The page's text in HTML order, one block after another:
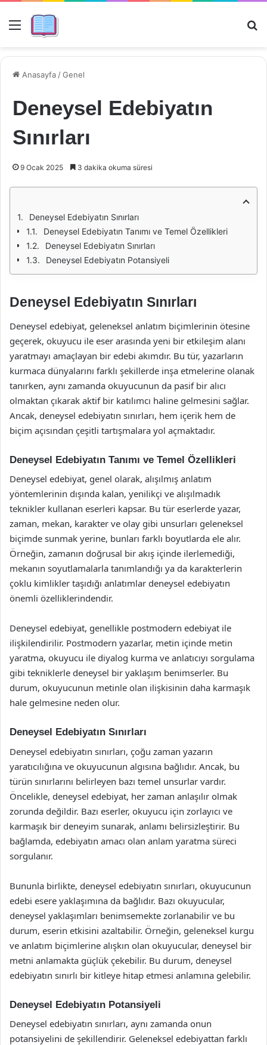
Menü
Anasayfa /Genel
Deneysel Edebiyatın
Sınırları
9 Ocak 2025 3 dakika okuma süresi
Deneysel Edebiyatın Sınırları
Deneysel Edebiyatın Tanımı ve Temel Özellikleri
Deneysel Edebiyatın Sınırları
Deneysel Edebiyatın Potansiyeli
Deneysel Edebiyatın Sınırları
Deneysel edebiyat, geleneksel anlatım biçimlerinin ötesine
geçerek, okuyucu ile eser arasında yeni bir etkileşim alanı
yaratmayı amaçlayan bir edebi akımdır. Bu tür, yazarların
kurmaca dünyalarını farklı şekillerde inşa etmelerine olanak
tanırken, aynı zamanda okuyucunun da pasif bir alıcı
olmaktan çıkarak aktif bir katılımcı haline gelmesini sağlar.
Ancak, deneysel edebiyatın sınırları, hem içerik hem de
biçim açısından çeşitli tartışmalara yol açmaktadır.
Deneysel Edebiyatın Tanımı ve Temel Özellikleri
Deneysel edebiyat, genel olarak, alışılmış anlatım
yöntemlerinin dışında kalan, yenilikçi ve alışılmadık
teknikler kullanan eserleri kapsar. Bu tür eserlerde yazar,
zaman, mekan, karakter ve olay gibi unsurları geleneksel
biçimde sunmak yerine, bunları farklı boyutlarda ele alır.
Örneğin, zamanın doğrusal bir akış içinde ilerlemediği,
mekanın soyutlamalarla tanımlandığı ya da karakterlerin
çoklu kimlikler taşıdığı anlatımlar deneysel edebiyatın
önemli özelliklerindendir.
Deneysel edebiyat, genellikle postmodern edebiyat ile
ilişkilendirilir. Postmodern yazarlar, metin içinde metin
yaratma, okuyucu ile diyalog kurma ve anlatıcıyı sorgulama
gibi tekniklerle deneysel bir yaklaşım benimserler. Bu
durum, okuyucunun metinle olan ilişkisinin daha karmaşık
hale gelmesine neden olur.
Deneysel Edebiyatın Sınırları
Deneysel edebiyatın sınırları, çoğu zaman yazarın
yaratıcılığına ve okuyucunun algısına bağlıdır. Ancak, bu
türün sınırlarını belirleyen bazı temel unsurlar vardır.
Öncelikle, deneysel edebiyat, her zaman anlaşılır olmak
zorunda değildir. Bazı eserler, okuyucu için zorlayıcı ve
karmaşık bir deneyim sunarak, anlamı belirsizleştirir. Bu
bağlamda, edebiyatın amacı olan anlam yaratma süreci
sorgulanır.
Bununla birlikte, deneysel edebiyatın sınırları, okuyucunun
edebi esere yaklaşımına da bağlıdır. Bazı okuyucular,
deneysel yaklaşımları benimsemekte zorlanabilir ve bu
durum, eserin etkisini azaltabilir. Örneğin, geleneksel kurgu
ve anlatım biçimlerine alışkın olan okuyucular, deneysel bir
metni anlamakta güçlük çekebilir. Bu durum, deneysel
edebiyatın sınırlı bir kitleye hitap etmesi anlamına gelebilir.
Deneysel Edebiyatın Potansiyeli
Deneysel edebiyatın sınırları, aynı zamanda onun
potansiyelini de şekillendirir. Geleneksel edebiyattan farklı